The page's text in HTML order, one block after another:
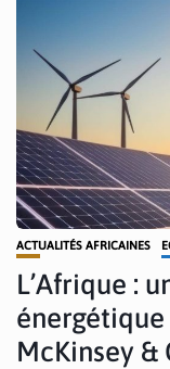
ACTUALITÉS AFRICAINES
L’Afrique :
énergétique
McKinsey &